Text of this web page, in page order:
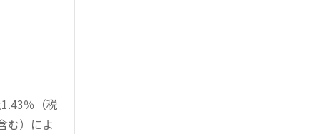
％（税
む）によ